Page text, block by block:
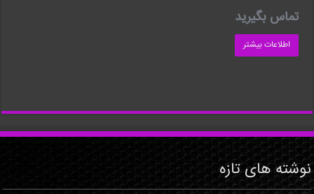
تماس بگیرید
اطلاعات بیشتر
نوشته های تازه